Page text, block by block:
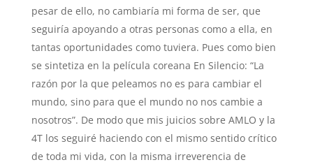
pesar de ello, no cambiaría mi forma de ser, que
seguiría apoyando a otras personas como a ella, en
tantas oportunidades como tuviera. Pues como bien
se sintetiza en la película coreana En Silencio: “La
razón por la que peleamos no es para cambiar el
mundo, sino para que el mundo no nos cambie a
nosotros”. De modo que mis juicios sobre AMLO y la
4T los seguiré haciendo con el mismo sentido crítico
de toda mi vida, con la misma irreverencia de